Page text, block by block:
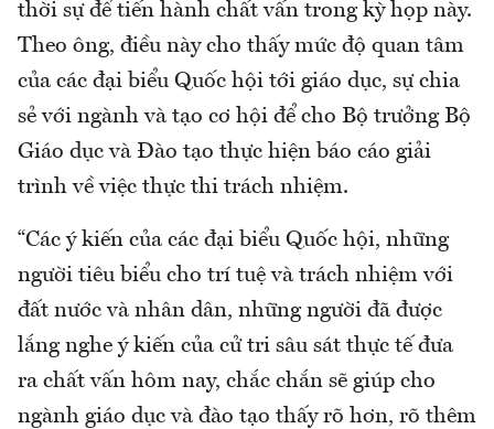
thời sự để tiến hành chất vấn trong kỳ họp này.
Theo ông, điều này cho thấy mức độ quan tâm
của các đại biểu Quốc hội tới giáo dục, sự chia
sẻ với ngành và tạo cơ hội để cho Bộ trưởng Bộ
Giáo dục và Đào tạo thực hiện báo cáo giải
trình về việc thực thi trách nhiệm.
“Các ý kiến của các đại biểu Quốc hội, những
người tiêu biểu cho trí tuệ và trách nhiệm với
đất nước và nhân dân, những người đã được
lắng nghe ý kiến của cử tri sâu sát thực tế đưa
ra chất vấn hôm nay, chắc chắn sẽ giúp cho
ngành giáo dục và đào tạo thấy rõ hơn, rõ thêm